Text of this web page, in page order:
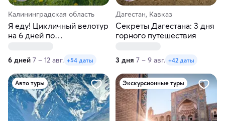
Калининградская область
Я еду! Цикличный велотур
на 6 дней по
6 дней 7 – 12 авг. +54 даты
Дагестан, Кавказ
Секреты Дагестана: 3 дня
горного путешествия
3 дня 7 – 9 авг. +42 даты
Авто туры Экскурсионные туры